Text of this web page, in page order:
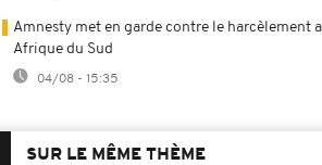
Amnesty met en garde contre le harcèlement
Afrique du Sud
04/08 - 15:35
SUR LE MÊME THÈME